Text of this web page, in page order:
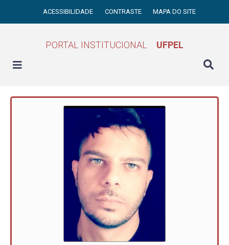
ACESSIBILIDADE CONTRASTE MAPA DO SITE
PORTAL INSTITUCIONAL UFPEL